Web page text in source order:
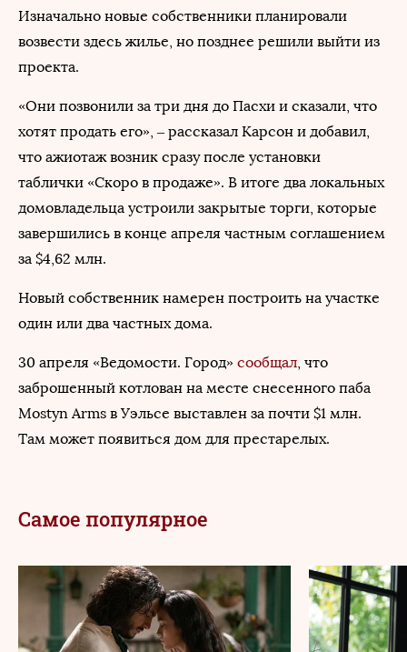
Изначально новые собственники планировали
возвести здесь жилье, но позднее решили выйти из
проекта.
«Они позвонили за три дня до Пасхи и сказали, что
хотят продать его», – рассказал Карсон и добавил,
что ажиотаж возник сразу после установки
таблички «Скоро в продаже». В итоге два локальных
домовладельца устроили закрытые торги, которые
завершились в конце апреля частным соглашением
за $4,62 млн.
Новый собственник намерен построить на участке
один или два частных дома.
30 апреля «Ведомости. Город» сообщал, что
заброшенный котлован на месте снесенного паба
Mostyn Arms в Уэльсе выставлен за почти $1 млн.
Там может появиться дом для престарелых.
Самое популярное